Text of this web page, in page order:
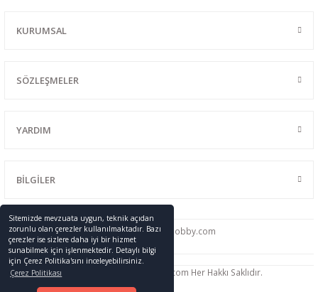
Sitemizde mevzuata uygun, teknik açıdan
zorunlu olan çerezler kullanılmaktadır. Bazı
çerezler ise sizlere daha iyi bir hizmet
sunabilmek için işlenmektedir. Detaylı bilgi
için Çerez Politika'sını inceleyebilirsiniz.
Çerez Politikası
KURUMSAL
SÖZLEŞMELER
YARDIM
BİLGİLER
0216 428 46 91 info@promodelhobby.com
Telif Hakkı © 2005-2023 promodelhobby.com Her Hakkı Saklıdır.